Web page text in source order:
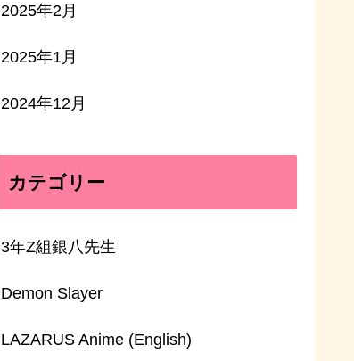
2025年2月
2025年1月
2024年12月
カテゴリー
3年Z組銀八先生
Demon Slayer
LAZARUS Anime (English)